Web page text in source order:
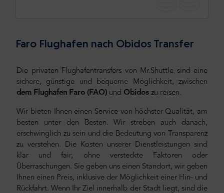
Faro Flughafen nach Obidos Transfer
Die privaten Flughafentransfers von Mr.Shuttle sind eine
sichere, günstige und bequeme Möglichkeit, zwischen
dem Flughafen Faro (FAO) und Obidos zu reisen.
Wir bieten Ihnen einen Service von höchster Qualität, am
besten unter den Besten. Wir streben auch danach,
erschwinglich zu sein und die Bedeutung von Transparenz
zu verstehen. Die Kosten unserer Dienstleistungen sind
klar und fair, ohne versteckte Faktoren oder
Überraschungen. Sie geben uns einen Standort, wir geben
Ihnen einen Preis, inklusive der Möglichkeit einer Hin- und
Rückfahrt. Wenn Ihr Ziel innerhalb der Stadt liegt, sind die